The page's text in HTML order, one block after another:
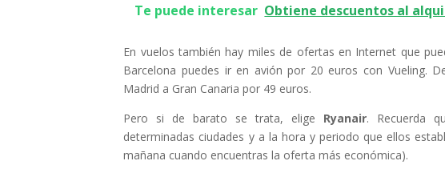
Te puede interesar Obtiene descuentos al
En vuelos también hay miles de ofertas en Internet que
Barcelona puedes ir en avión por 20 euros con Vueling.
Madrid a Gran Canaria por 49 euros.
Pero si de barato se trata, elige Ryanair. Recuerda
determinadas ciudades y a la hora y periodo que ellos
mañana cuando encuentras la oferta más económica).